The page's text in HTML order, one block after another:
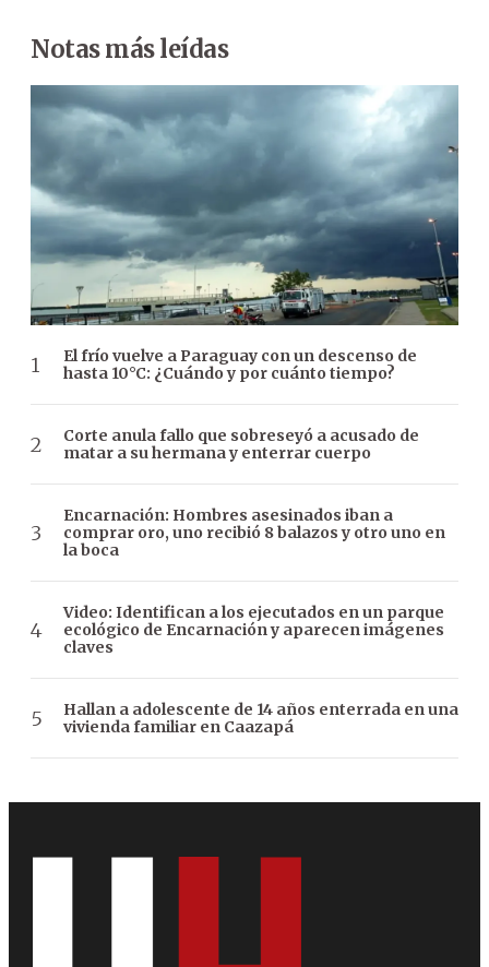
Notas más leídas
El frío vuelve a Paraguay con un descenso de
hasta 10°C: ¿Cuándo y por cuánto tiempo?
Corte anula fallo que sobreseyó a acusado de
matar a su hermana y enterrar cuerpo
Encarnación: Hombres asesinados iban a
comprar oro, uno recibió 8 balazos y otro uno en
la boca
Video: Identifican a los ejecutados en un parque
ecológico de Encarnación y aparecen imágenes
claves
Hallan a adolescente de 14 años enterrada en una
vivienda familiar en Caazapá